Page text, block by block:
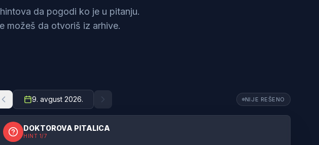
da pogodi ko je u pitanju.
možeš da otvoriš iz arhive.
9. avgust 2026. NIJE REŠENO
DOKTOROVA PITALICA
HINT 1/7